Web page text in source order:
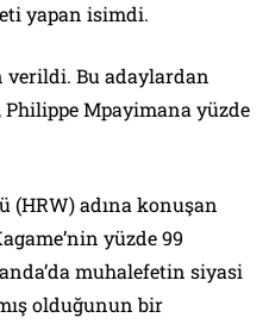
yapan isimdi.
verildi. Bu adaylardan
Philippe Mpayimana yüzde
(HRW) adına konuşan
yüzde 99
muhalefetin siyasi
olduğunun bir